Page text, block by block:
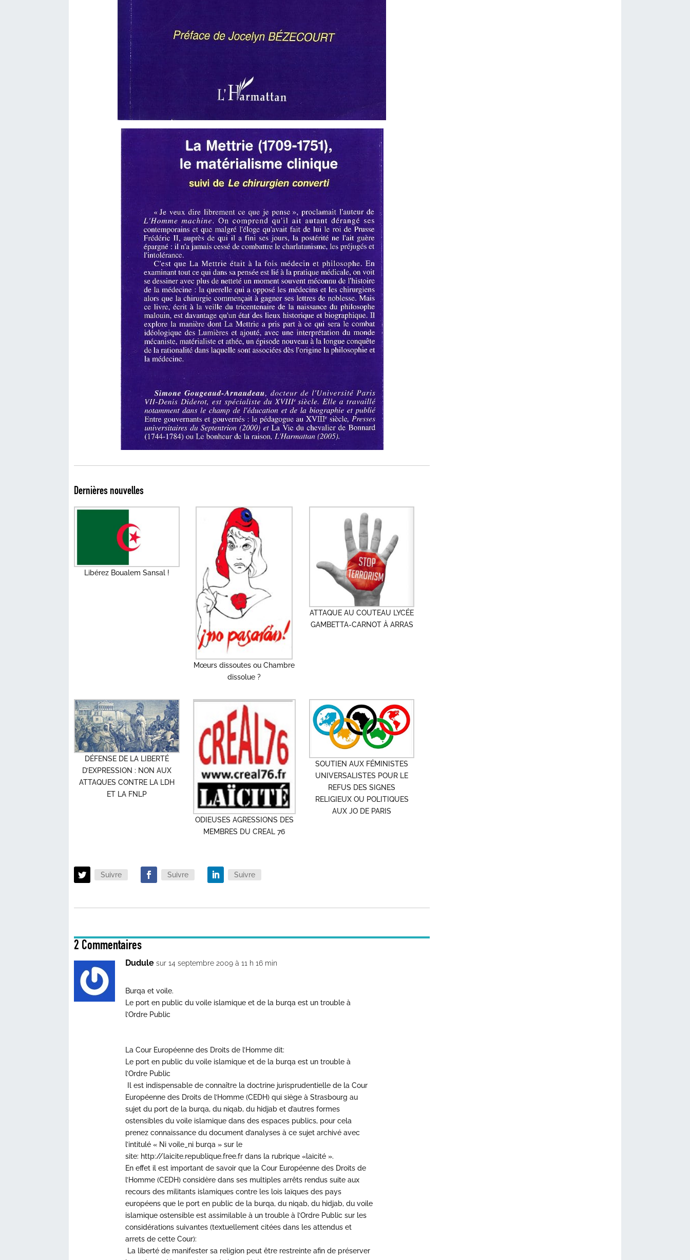
Dernières nouvelles
Libérez Boualem Sansal !
Mœurs dissoutes ou Chambre
dissolue ?
ATTAQUE AU COUTEAU LYCÉE
GAMBETTA-CARNOT À ARRAS
DÉFENSE DE LA LIBERTÉ
D’EXPRESSION : NON AUX
ATTAQUES CONTRE LA LDH
ET LA FNLP
ODIEUSES AGRESSIONS DES
MEMBRES DU CREAL 76
SOUTIEN AUX FÉMINISTES
UNIVERSALISTES POUR LE
REFUS DES SIGNES
RELIGIEUX OU POLITIQUES
AUX JO DE PARIS
Suivre Suivre Suivre
2 Commentaires
Dudule sur 14 septembre 2009 à 11 h 16 min
Burqa et voile.
Le port en public du voile islamique et de la burqa est un trouble à
l’Ordre Public
La Cour Européenne des Droits de l’Homme dit:
Le port en public du voile islamique et de la burqa est un trouble à
l’Ordre Public
Il est indispensable de connaître la doctrine jurisprudentielle de la Cour
Européenne des Droits de l’Homme (CEDH) qui siège à Strasbourg au
sujet du port de la burqa, du niqab, du hidjab et d’autres formes
ostensibles du voile islamique dans des espaces publics, pour cela
prenez connaissance du document d’analyses à ce sujet archivé avec
l’intitulé « Ni voile_ni burqa » sur le
site: http://laicite.republique.free.fr dans la rubrique «laïcité ».
En effet il est important de savoir que la Cour Européenne des Droits de
l’Homme (CEDH) considère dans ses multiples arrêts rendus suite aux
recours des militants islamiques contre les lois laïques des pays
européens que le port en public de la burqa, du niqab, du hidjab, du voile
islamique ostensible est assimilable à un trouble à l’Ordre Public sur les
considérations suivantes (textuellement citées dans les attendus et
arrets de cette Cour):
La liberté de manifester sa religion peut être restreinte afin de préserver